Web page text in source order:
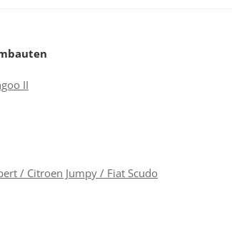
II
/ Citroen Jumpy / Fiat Scudo